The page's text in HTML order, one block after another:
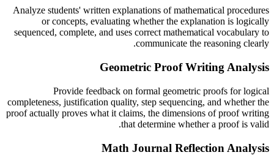
Analyze students' written explanations of mathematical procedures
or concepts, evaluating whether the explanation is logically
sequenced, complete, and uses correct mathematical vocabulary to
communicate the reasoning clearly.
Geometric Proof Writing Analysis
Provide feedback on formal geometric proofs for logical
completeness, justification quality, step sequencing, and whether the
proof actually proves what it claims, the dimensions of proof writing
that determine whether a proof is valid.
Math Journal Reflection Analysis